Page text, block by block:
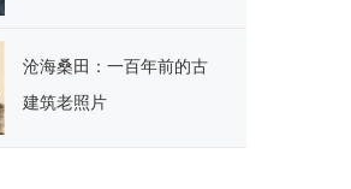
沧海桑田：一百年前的古
建筑老照片